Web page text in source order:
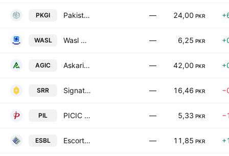
PKGI Pakistan General Insurance Co. Ltd. — 24,00 PKR
WASL Wasl Mobility Modaraba — 6,25 PKR
AGIC Askari General Insurance Co. Ltd. — 42,00 PKR
SRR Signature Residency REIT — 16,46 PKR
PIL PICIC Insurance Limited — 5,33 PKR
ESBL Escorts Investment Bank Limited — 11,85 PKR